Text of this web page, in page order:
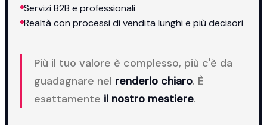
Servizi B2B e professionali
Realtà con processi di vendita lunghi e più decisori
Più il tuo valore è complesso, più c'è da
guadagnare nel renderlo chiaro. È
esattamente il nostro mestiere.